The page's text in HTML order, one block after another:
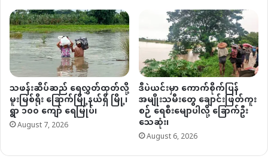
သဖန်းဆိပ်ဆည် ရေလွှတ်ထုတ်လို့
မူးမြစ်ရိုး ခြောက်မြို့နယ်ရှိ မြို့၊
ရွာ ၁၀၀ ကျော် ရေမြုပ်၊
August 7, 2026
ဒီပဲယင်းမှာ ကောက်စိုက်ပြန်
အမျိုးသမီးတွေ ချောင်းဖြတ်ကူး
စဉ် ရေစီးမျောပါလို့ ခြောက်ဦး
သေဆုံး၊
August 6, 2026